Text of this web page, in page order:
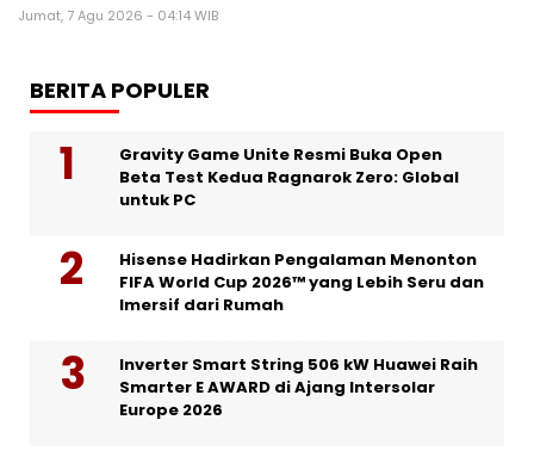
Jumat, 7 Agu 2026 - 04:14 WIB
BERITA POPULER
Gravity Game Unite Resmi Buka Open
Beta Test Kedua Ragnarok Zero: Global
untuk PC
Hisense Hadirkan Pengalaman Menonton
FIFA World Cup 2026™ yang Lebih Seru dan
Imersif dari Rumah
Inverter Smart String 506 kW Huawei Raih
Smarter E AWARD di Ajang Intersolar
Europe 2026